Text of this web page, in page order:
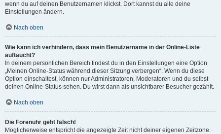
wenn du auf deinen Benutzernamen klickst. Dort kannst du alle deine
Einstellungen ändern.
Nach oben
Wie kann ich verhindern, dass mein Benutzername in der Online-Liste
auftaucht?
In deinem persönlichen Bereich findest du in den Einstellungen eine Option
„Meinen Online-Status während dieser Sitzung verbergen“. Wenn du diese
Option einschaltest, können nur Administratoren, Moderatoren und du selbst
deinen Online-Status sehen. Du wirst dann als unsichtbarer Besucher gezählt.
Nach oben
Die Forenuhr geht falsch!
Möglicherweise entspricht die angezeigte Zeit nicht deiner eigenen Zeitzone.